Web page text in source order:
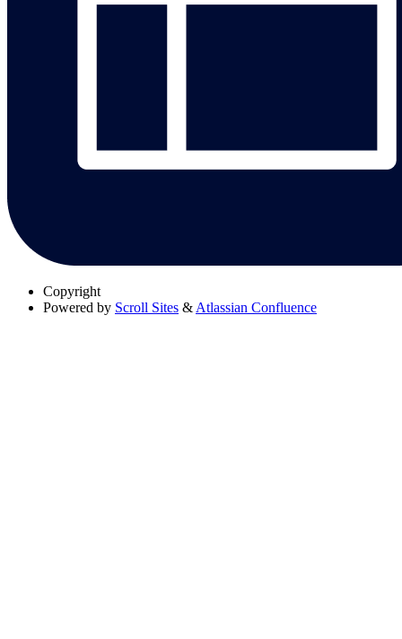
Copyright
Powered by Scroll Sites & Atlassian Confluence